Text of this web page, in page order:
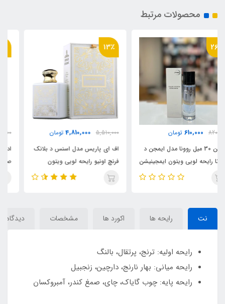
محصولات مرتبط
13٪
5,510,000
4,810,000
اف ای پاریس مدل اسنس د بلانک
فرنچ اونیو رایحه لویی ویتون
ایمجینیشن _ ایمجنیشن
26٪
788,000
585,000 تومان
ادکلن 50 میل ارض الزعفران مدل
صاحب Arz al zaafaran Saheb
نت رایحه ها اکورد ها مشخصات دیدگاه‌ها
رایحه اولیه: ترنج، پرتقال، بالنگ
رایحه میانی: بهار نارنج، دارچین، زنجبیل
رایحه پایه: چوب گایاک، چای، صمغ کندر، آمبروکسان